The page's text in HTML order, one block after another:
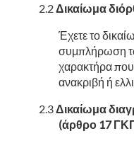
Δικαίωμα
Έχετε το
συμπλήρωση
χαρακτήρα που
ανακριβή ή
Δικαίωμα
(άρθρο 17